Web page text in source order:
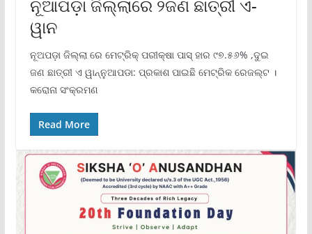
ନୂଆପଡ଼ା ଜିଲ୍ଲାରେ ୨ଜଣ ଛାତ୍ରୀ ଏ-
ୱାନ
ନୂଅପଡ଼ା ଜିଲ୍ଲା ରେ ମେଟ୍ରିକ୍ ପରୀକ୍ଷା ପାସ୍ ହାର ୯୭.୫୬% ,ଦୁଇ
ଜଣ ଛାତ୍ରୀ ଏ ୱାନ୍ନୁଆପଡା: ପ୍ରକାଶ ପାଇଛି ମେଟ୍ରିକ ରେଜଲ୍ଟ ।
କରୋନା ସଂକ୍ରମଣ
Read More